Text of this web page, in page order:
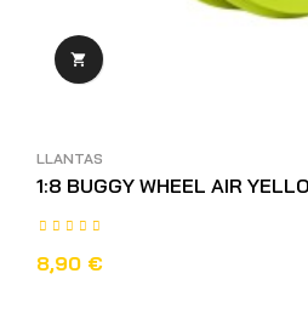

LLANTAS
1:8 BUGGY WHEEL AIR
8,90 €